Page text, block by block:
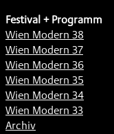
Festival + Programm
Wien Modern 38
Wien Modern 37
Wien Modern 36
Wien Modern 35
Wien Modern 34
Wien Modern 33
Archiv